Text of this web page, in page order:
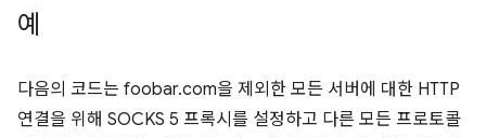
예
다음의 코드는 foobar.com을 제외한 모든 서버에 대한 HTTP
연결을 위해 SOCKS 5 프록시를 설정하고 다른 모든 프로토콜